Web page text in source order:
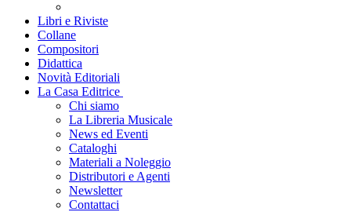
Libri e Riviste
Collane
Compositori
Didattica
Novità Editoriali
La Casa Editrice
Chi siamo
La Libreria Musicale
News ed Eventi
Cataloghi
Materiali a Noleggio
Distributori e Agenti
Newsletter
Contattaci